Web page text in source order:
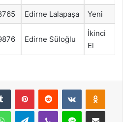
Edirne Lalapaşa Yeni
Edirne Süloğlu
İkinci
El
Tumblr PinterestReddit VKontakte
WhatsAppTelegramViber Line E-Posta ile